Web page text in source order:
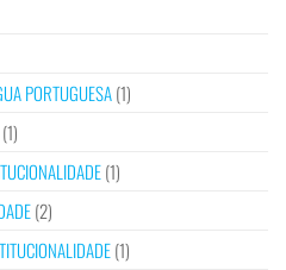
PORTUGUESA(1)
(1)
(1)
(2)
(1)